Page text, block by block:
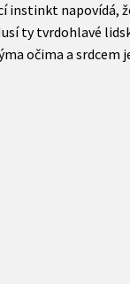
instinkt napovídá,
ty tvrdohlavé
očima a srdcem